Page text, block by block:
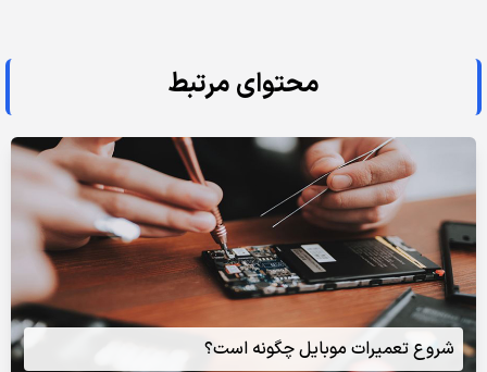
محتوای مرتبط
شروع تعمیرات موبایل چگونه است؟